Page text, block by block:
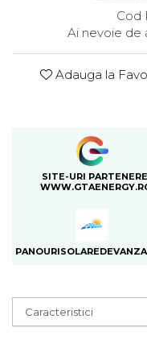
Cod
Ai nevoie de
Adauga la
SITE-URI
Caracteristici